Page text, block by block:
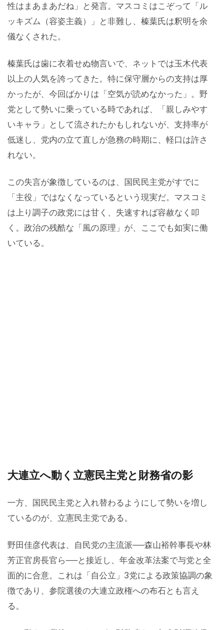
性はまあまあだね」と発言。マスコミはこぞって「ル
ッキズム（容姿主義）」と非難し、榛葉氏は釈明を余
儀なくされた。
榛葉氏は歯に衣着せぬ物言いで、ネットでは玉木代表
以上の人気を誇ってきた。特に保守層からの支持は厚
かったが、今回ばかりは「空気が読めなかった」。野
党として勢いに乗っている時であれば、「親しみやす
いキャラ」として流されたかもしれないが、支持率が
低迷し、党内の立て直しが急務の時期に、軽口は許さ
れない。
この失言が象徴しているのは、国民民主党がすでに
「主役」ではなくなっているという現実だ。マスコミ
は上り調子の政党には甘く、失速すれば容赦なく叩
く。政治の残酷な「風の原理」が、ここでも如実に働
いている。
大連立へ動く立憲民主党と財務省の影
一方、国民民主党と入れ替わるようにして勢いを増し
ているのが、立憲民主党である。
野田佳彦代表は、自民党の主流派──森山裕幹事長や林
芳正官房長官ら──と接近し、年金改革法案で与党と全
面的に合意。これは「自公立」3党による政策協調の象
徴であり、参院選後の大連立政権への布石とも言え
る。